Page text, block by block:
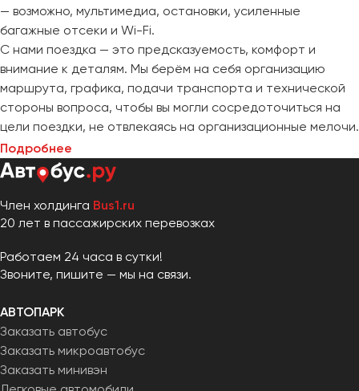
— возможно, мультимедиа, остановки, усиленные
багажные отсеки и Wi-Fi.
С нами поездка — это предсказуемость, комфорт и
внимание к деталям. Мы берём на себя организацию
маршрута, графика, подачи транспорта и технической
стороны вопроса, чтобы вы могли сосредоточиться на
цели поездки, не отвлекаясь на организационные мелочи.
Подробнее
Член холдинга Bus1.ru
20 лет в пассажирских перевозках
Работаем 24 часа в сутки!
Звоните, пишите — мы на связи.
АВТОПАРК
Заказать автобус
Заказать микроавтобус
Заказать минивэн